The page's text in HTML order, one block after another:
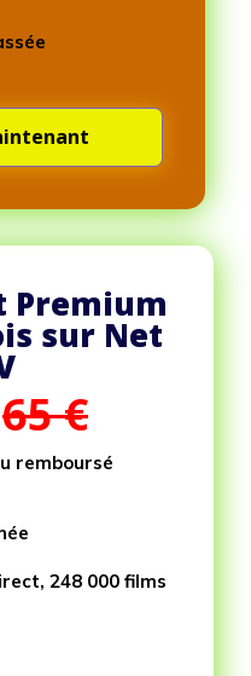
Premium
sur Net
65 €
remboursé
248 000 films